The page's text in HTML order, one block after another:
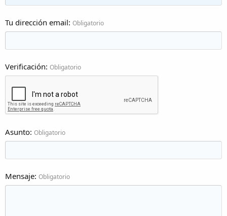
Tu dirección email Obligatorio
Verificación Obligatorio
Asunto Obligatorio
Mensaje Obligatorio